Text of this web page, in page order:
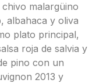
malargüino
albahaca y oliva
plato principal,
roja de salvia y
pino con un
2013 y